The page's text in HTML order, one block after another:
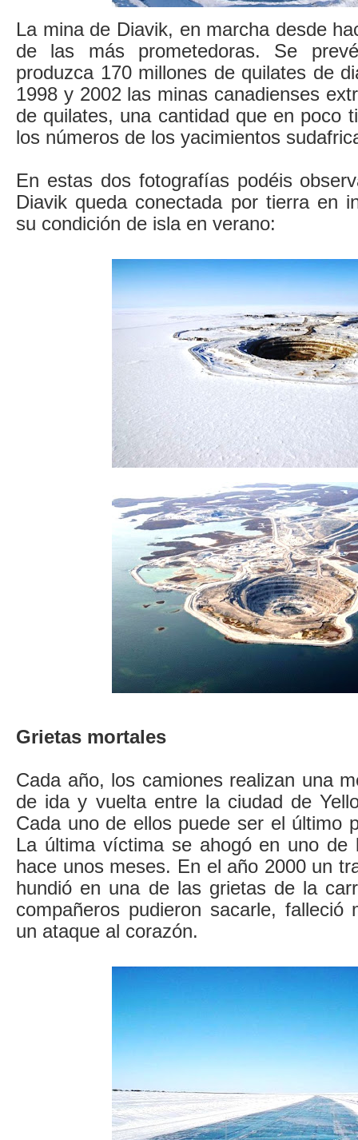
La mina de Diavik, en marcha desde
de las más prometedoras. Se
produzca 170 millones de quilates de
1998 y 2002 las minas canadienses
de quilates, una cantidad que en poco
los números de los yacimientos
En estas dos fotografías podéis
Diavik queda conectada por tierra en
su condición de isla en verano:
Grietas mortales
Cada año, los camiones realizan una
de ida y vuelta entre la ciudad de
Cada uno de ellos puede ser el último
La última víctima se ahogó en uno de
hace unos meses. En el año 2000 un
hundió en una de las grietas de la
compañeros pudieron sacarle, falleció
un ataque al corazón.